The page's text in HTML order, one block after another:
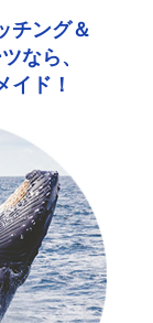
チング＆
なら、
イド！